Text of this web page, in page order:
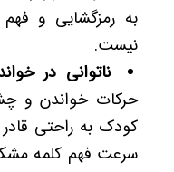
به رمزگشایی و
نیست.
ناتوانی در
حرکات خواندن و
کودک به راحتی
سرعت فهم کلمه